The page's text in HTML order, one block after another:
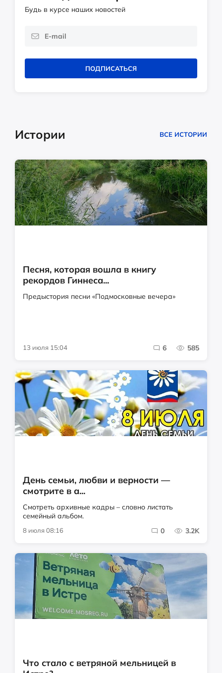
Будь в курсе наших новостей
ПОДПИСАТЬСЯ
Истории ВСЕ ИСТОРИИ
Песня, которая вошла в книгу
рекордов Гиннеса...
Предыстория песни «Подмосковные вечера»
13 июля 15:04 6 585
День семьи, любви и верности —
смотрите в а...
Смотреть архивные кадры – словно листать
семейный альбом.
8 июля 08:16 0 3.2K
Что стало с ветряной мельницей в